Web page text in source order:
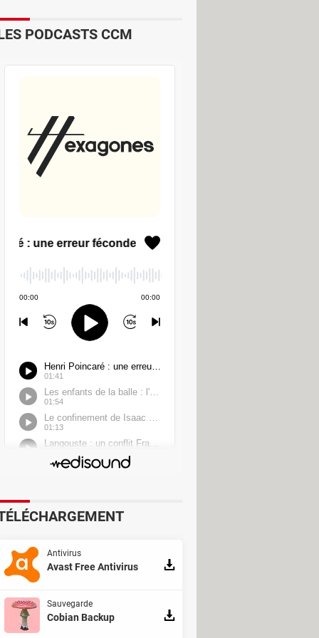
informations peuvent
et même de faux
via la messagerie de
peuvent fabriquer
Grunemwald, expert
souvent financées via le CPF,
module de formation fictif".
ou du numérique critique. "Les
compétences exactes et du
L'ouverture d'un document
, ce qui
stratégique susceptible
ses systèmes, ce qui a entraîné
l'ordre. Il a également notifié
d'information (ANSSI) et les
auprès des autorités.
PODCASTS CCM
Antivirus
Avast Free Antivirus
Sauvegarde
Cobian Backup